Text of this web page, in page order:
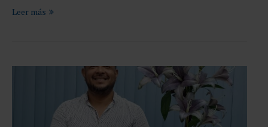
Leer más